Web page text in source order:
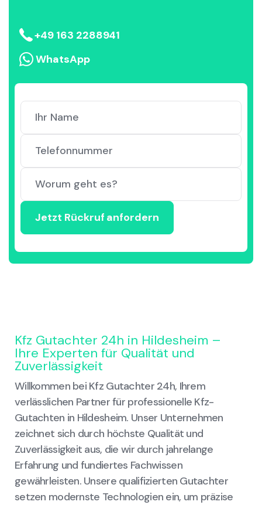
+49 163 2288941
WhatsApp
Kfz Gutachter 24h in Hildesheim –
Ihre Experten für Qualität und
Zuverlässigkeit
Willkommen bei Kfz Gutachter 24h, Ihrem
verlässlichen Partner für professionelle Kfz-
Gutachten in Hildesheim. Unser Unternehmen
zeichnet sich durch höchste Qualität und
Zuverlässigkeit aus, die wir durch jahrelange
Erfahrung und fundiertes Fachwissen
gewährleisten. Unsere qualifizierten Gutachter
setzen modernste Technologien ein, um präzise